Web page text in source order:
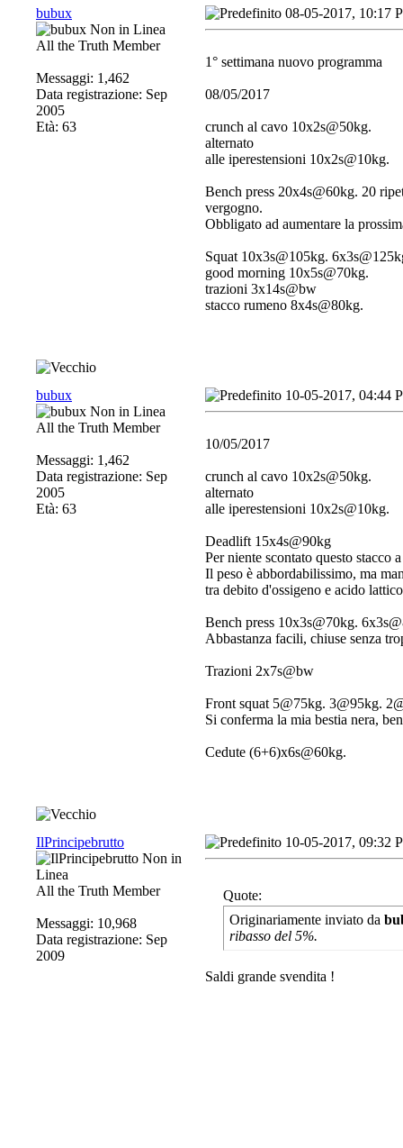
bubux
All the Truth Member
Messaggi: 1,462
Data registrazione: Sep
2005
Età: 63
08-05-2017, 10:17
1° settimana nuovo programma
08/05/2017
crunch al cavo 10x2s@50kg.
alternato
alle iperestensioni 10x2s@10kg.
Bench press 20x4s@60kg. 20
vergogno.
Obbligato ad aumentare la
Squat 10x3s@105kg.
good morning 10x5s@70kg.
trazioni 3x14s@bw
stacco rumeno 8x4s@80kg.
bubux
All the Truth Member
Messaggi: 1,462
Data registrazione: Sep
2005
Età: 63
10-05-2017, 04:44
10/05/2017
crunch al cavo 10x2s@50kg.
alternato
alle iperestensioni 10x2s@10kg.
Deadlift 15x4s@90kg
Per niente scontato questo stacco
Il peso è abbordabilissimo, ma
tra debito d'ossigeno e acido
Bench press 10x3s@70kg.
Abbastanza facili, chiuse senza
Trazioni 2x7s@bw
Front squat 5@75kg. 3@95kg.
Si conferma la mia bestia nera,
Cedute (6+6)x6s@60kg.
IlPrincipebrutto
All the Truth Member
Messaggi: 10,968
Data registrazione: Sep
2009
10-05-2017, 09:32
Quote:
Originariamente inviato da
ribasso del 5%.
Saldi grande svendita !